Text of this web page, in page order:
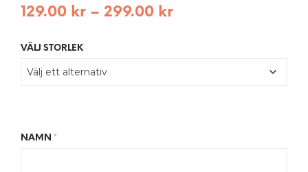
129.00 kr – 299.00 kr
VÄLJ STORLEK
NAMN *